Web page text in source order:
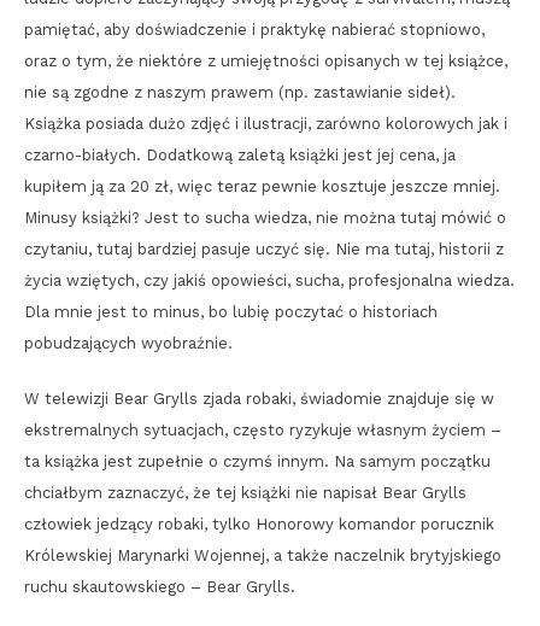
pamiętać, aby doświadczenie i praktykę nabierać stopniowo,
oraz o tym, że niektóre z umiejętności opisanych w tej książce,
nie są zgodne z naszym prawem (np. zastawianie sideł).
Książka posiada dużo zdjęć i ilustracji, zarówno kolorowych jak i
czarno-białych. Dodatkową zaletą książki jest jej cena, ja
kupiłem ją za 20 zł, więc teraz pewnie kosztuje jeszcze mniej.
Minusy książki? Jest to sucha wiedza, nie można tutaj mówić o
czytaniu, tutaj bardziej pasuje uczyć się. Nie ma tutaj, historii z
życia wziętych, czy jakiś opowieści, sucha, profesjonalna wiedza.
Dla mnie jest to minus, bo lubię poczytać o historiach
pobudzających wyobraźnie.
W telewizji Bear Grylls zjada robaki, świadomie znajduje się w
ekstremalnych sytuacjach, często ryzykuje własnym życiem –
ta książka jest zupełnie o czymś innym. Na samym początku
chciałbym zaznaczyć, że tej książki nie napisał Bear Grylls
człowiek jedzący robaki, tylko Honorowy komandor porucznik
Królewskiej Marynarki Wojennej, a także naczelnik brytyjskiego
ruchu skautowskiego – Bear Grylls.